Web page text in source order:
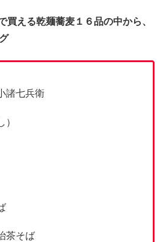
買える乾麺蕎麦１６品の中から、
諸七兵衛
茶そば